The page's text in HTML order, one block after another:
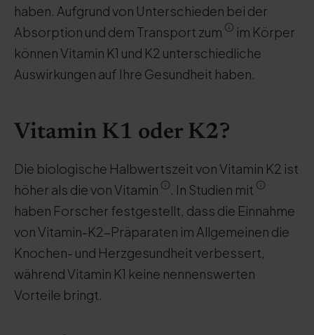
haben. Aufgrund von Unterschieden bei der
Absorption und dem Transport zum
im Körper
können Vitamin K1 und K2 unterschiedliche
Auswirkungen auf Ihre Gesundheit haben.
Vitamin K1 oder K2?
Die biologische Halbwertszeit von Vitamin K2 ist
höher als die von Vitamin
. In Studien mit
haben Forscher festgestellt, dass die Einnahme
von Vitamin-K2-Präparaten im Allgemeinen die
Knochen- und Herzgesundheit verbessert,
während Vitamin K1 keine nennenswerten
Vorteile bringt.